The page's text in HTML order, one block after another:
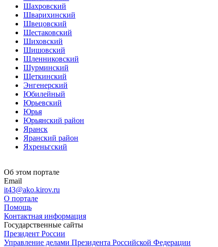
Шахровский
Шварихинский
Швецовский
Шестаковский
Шиховский
Шишовский
Шленниковский
Шурминский
Щеткинский
Энгенерский
Юбилейный
Юрьевский
Юрья
Юрьянский район
Яранск
Яранский район
Яхреньгский
Об этом портале
Email
it43@ako.kirov.ru
О портале
Помощь
Контактная информация
Государственные сайты
Президент России
Управление делами Президента Российской Федерации